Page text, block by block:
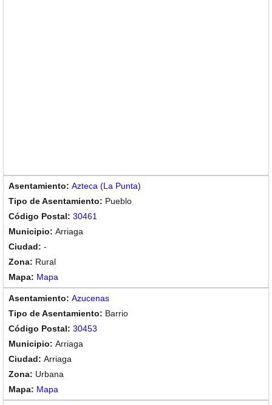
Azteca (La Punta)
Pueblo
30461
Arriaga
-
Rural
Mapa
Azucenas
Barrio
30453
Arriaga
Arriaga
Urbana
Mapa